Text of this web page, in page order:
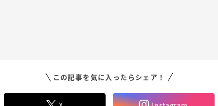
この記事を気に入ったらシェア！